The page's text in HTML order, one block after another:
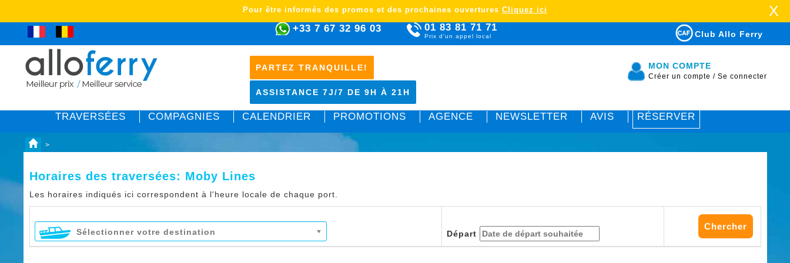
+33 7 67 32 96 03 01 83 81 71 71
Prix d'un appel local Club Allo Ferry
PARTEZ TRANQUILLE!
ASSISTANCE 7J/7 DE 9H À 21H
MON COMPTE
Créer un compte / Se connecter
TRAVERSÉES COMPAGNIES CALENDRIER PROMOTIONS AGENCE NEWSLETTER AVIS RÉSERVER
Pour être informés des promos et des prochaines ouvertures Cliquez ici X
>
Horaires des traversées: Moby Lines
Les horaires indiqués ici correspondent à l'heure locale de chaque port.
Sélectionner votre destination Départ